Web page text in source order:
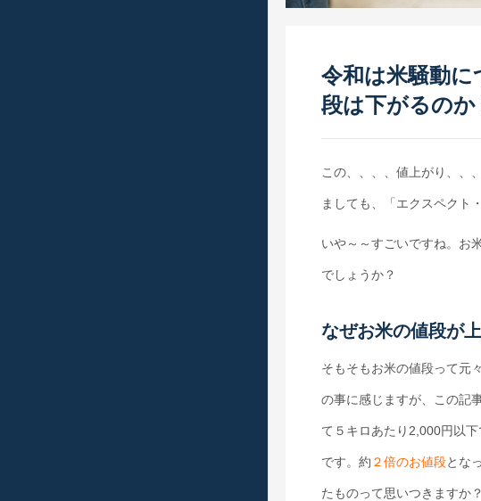
令和は米騒動
段は下がるのか
この、、、、値上がり、、
ましても、「エクスペクト
いや～～すごいですね。お
でしょうか？
なぜお米の値段が
そもそもお米の値段って元
の事に感じますが、この記
て５キロあたり2,000円以
です。約 ２倍のお値段とな
たものって思いつきますか？